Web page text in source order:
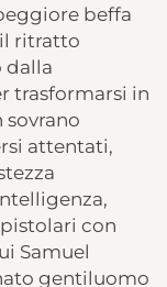
beffa
ritratto
dalla
trasformarsi in
attentati,
con
Samuel
gentiluomo